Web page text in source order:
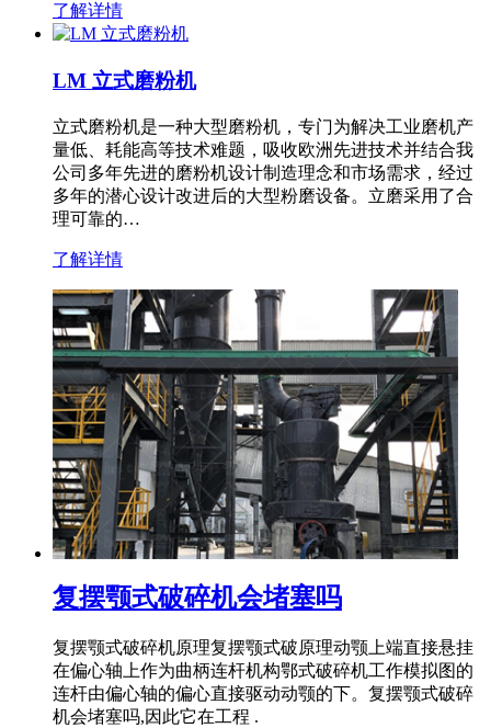
了解详情
LM 立式磨粉机
立式磨粉机是一种大型磨粉机，专门为解决工业磨机产
量低、耗能高等技术难题，吸收欧洲先进技术并结合我
公司多年先进的磨粉机设计制造理念和市场需求，经过
多年的潜心设计改进后的大型粉磨设备。立磨采用了合
理可靠的…
了解详情
复摆颚式破碎机会堵塞吗
复摆颚式破碎机原理复摆颚式破原理动颚上端直接悬挂
在偏心轴上作为曲柄连杆机构鄂式破碎机工作模拟图的
连杆由偏心轴的偏心直接驱动动颚的下。复摆颚式破碎
机会堵塞吗,因此它在工程 .